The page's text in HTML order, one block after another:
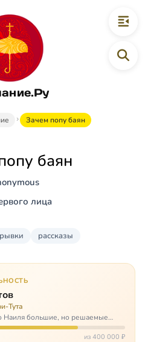
Зачем попу баян
баян
лица
рассказы
Тута
Наиля большие, но решаемые
болезнью, которая ставит
непростых задача, угрожая виз 400 000 ₽